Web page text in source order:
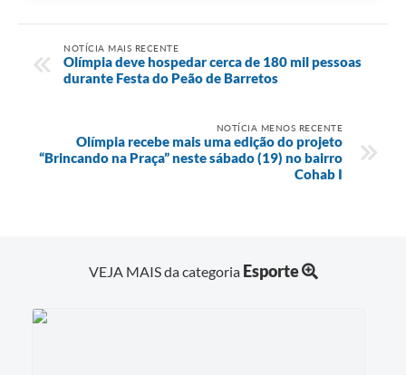
NOTÍCIA MAIS RECENTE
Olímpia deve hospedar cerca de 180 mil pessoas
durante Festa do Peão de Barretos
NOTÍCIA MENOS RECENTE
Olímpia recebe mais uma edição do projeto
“Brincando na Praça” neste sábado (19) no bairro
Cohab I
VEJA MAIS da categoria Esporte